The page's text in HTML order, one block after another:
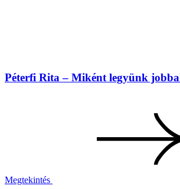
Péterfi Rita – Miként legyünk
Megtekintés